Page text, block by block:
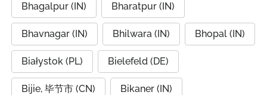
Bhagalpur (IN) Bharatpur (IN)
Bhavnagar (IN) Bhilwara (IN) Bhopal (IN)
Białystok (PL) Bielefeld (DE)
Bijie, 毕节市 (CN) Bikaner (IN)